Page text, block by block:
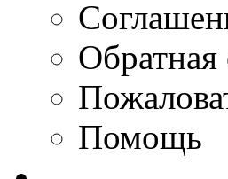
Обратная
Помощь